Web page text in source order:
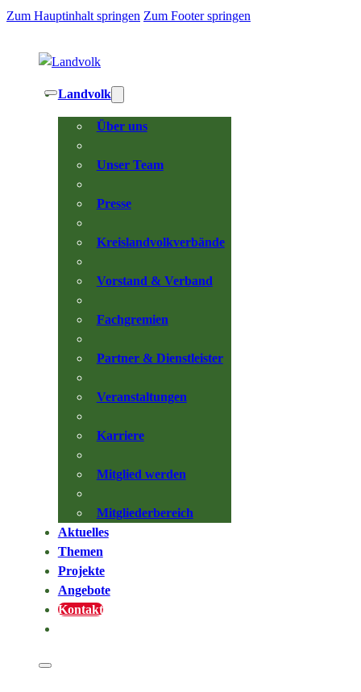
Zum Hauptinhalt springen Zum Footer springen
Landvolk
Über uns
Unser Team
Presse
Kreislandvolkverbände
Vorstand & Verband
Fachgremien
Partner & Dienstleister
Veranstaltungen
Karriere
Mitglied werden
Mitgliederbereich
Aktuelles
Themen
Projekte
Angebote
Kontakt